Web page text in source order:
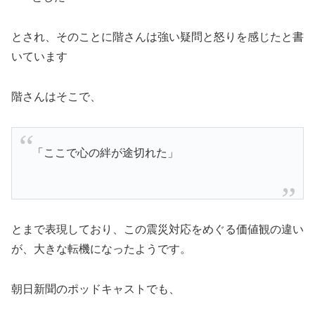
とされ、そのことに階さんは強い疑問と怒りを感じたと書
いています
階さんはそこで、
「ここで心の絆が途切れた」
とまで表現しており、この震災対応をめぐる価値観の違い
が、大きな転機になったようです。
朝日新聞のポッドキャストでも、